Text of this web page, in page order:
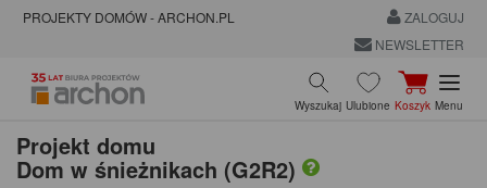
PROJEKTY DOMÓW - ARCHON.PL
ZALOGUJ
NEWSLETTER
Wyszukaj Ulubione Koszyk Menu
Projekt domu
Dom w śnieżnikach (G2R2)